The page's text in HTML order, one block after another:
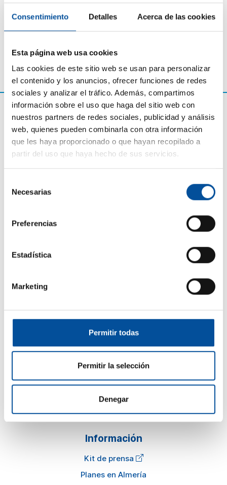
Consentimiento Detalles Acerca de las cookies
Esta página web usa cookies
Las cookies de este sitio web se usan para personalizar
el contenido y los anuncios, ofrecer funciones de redes
sociales y analizar el tráfico. Además, compartimos
información sobre el uso que haga del sitio web con
nuestros partners de redes sociales, publicidad y análisis
web, quienes pueden combinarla con otra información
que les haya proporcionado o que hayan recopilado a
partir del uso que haya hecho de sus servicios.
Necesarias
Preferencias
Estadística
Marketing
Permitir todas
Permitir la selección
Denegar
constitución en 2020 hasta la actualidad.
hello@sunandbluecongress.com
comercial@sunandbluecongress.com
El congreso
Turismo y Economía Azul
Actualidad
Información
Kit de prensa
Planes en Almería